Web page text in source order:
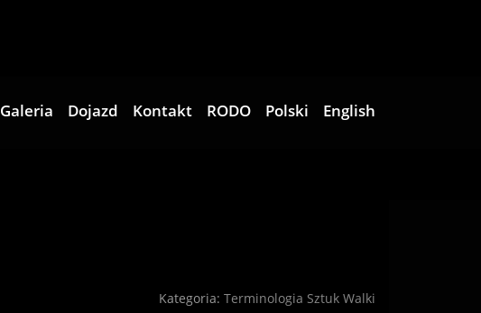
Galeria Dojazd Kontakt RODO Polski English
Kategoria: Terminologia Sztuk Walki